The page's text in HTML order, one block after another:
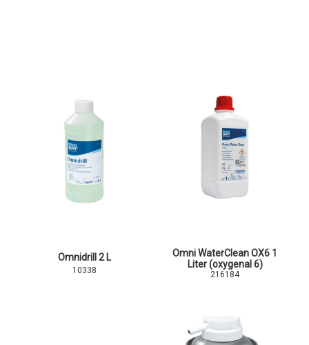
Omnidrill 2 L
10338
Omni WaterClean OX6 1
Liter (oxygenal 6)
216184